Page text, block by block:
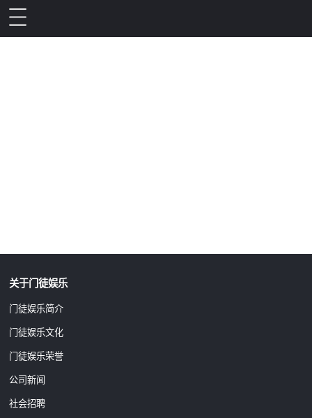
关于门徒娱乐
门徒娱乐简介
门徒娱乐文化
门徒娱乐荣誉
公司新闻
社会招聘